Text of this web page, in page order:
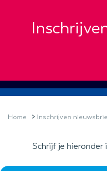
Home > Inschrijven
Schrijf je hieronder